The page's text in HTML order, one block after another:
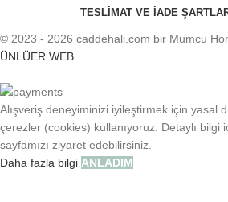
TESLIMAT VE IADE
© 2023 - 2026 caddehali.com bir Mumcu
ÜNLÜER WEB
Alışveriş deneyiminizi iyileştirmek için yasal
çerezler (cookies) kullanıyoruz. Detaylı bilgi
sayfamızı ziyaret edebilirsiniz.
Daha fazla bilgi ANLADIM